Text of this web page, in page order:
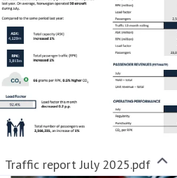
Traffic report July 2025.pdf